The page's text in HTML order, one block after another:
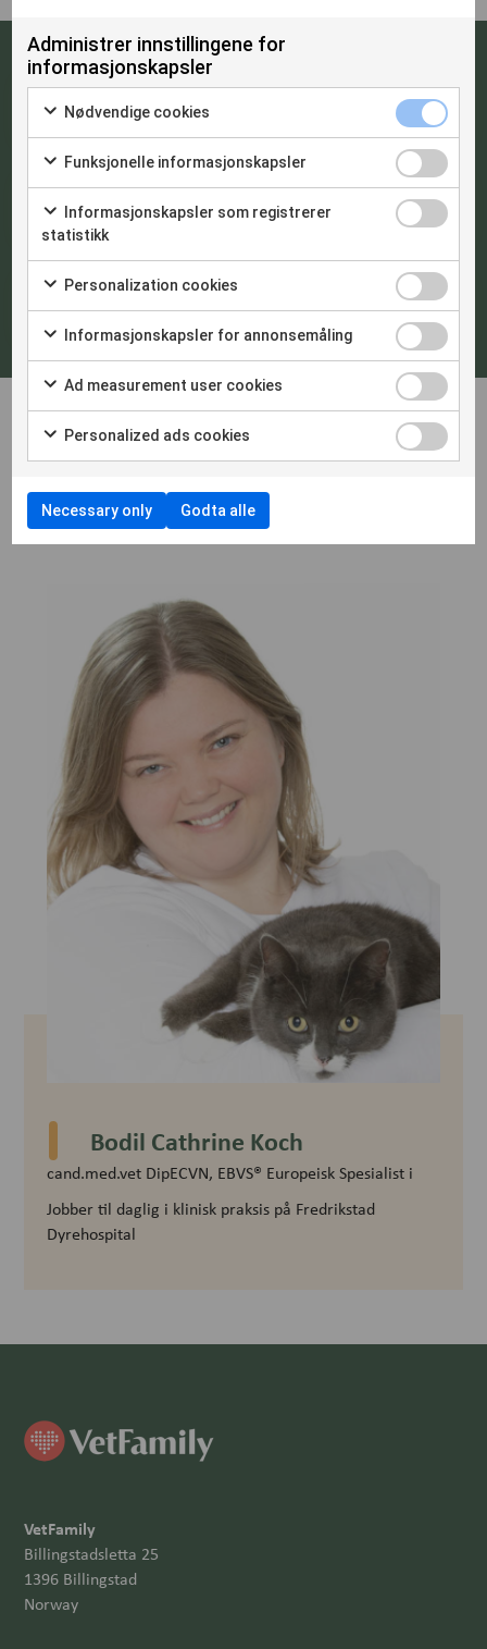
Når & hvor
Pris
Påmelding
Foredragsholdere:
Bodil Cathrine Koch
cand.med.vet DipECVN, EBVS® Europeisk Spesialist i
Jobber til daglig i klinisk praksis på Fredrikstad
Dyrehospital
VetFamily
Billingstadsletta 25
1396 Billingstad
Norway
Administrer innstillingene for
informasjonskapsler
Nødvendige cookies
Funksjonelle informasjonskapsler
Informasjonskapsler som registrerer
statistikk
Personalization cookies
Informasjonskapsler for annonsemåling
Ad measurement user cookies
Personalized ads cookies
Necessary only Godta alle